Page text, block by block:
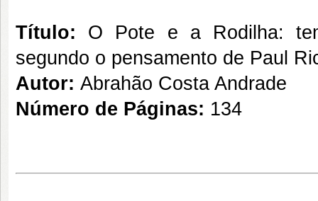
Título: O Pote e a Rodilha:
segundo o pensamento de Paul
Autor: Abrahão Costa Andrade
Número de Páginas: 134